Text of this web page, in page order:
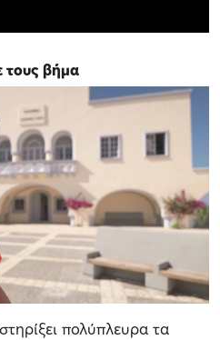
τους βήμα
πολύπλευρα τα